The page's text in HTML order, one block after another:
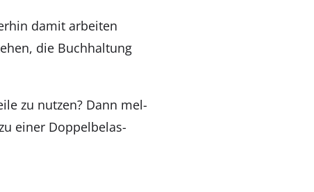
damit arbei­ten
die Buch­hal­tung
zu nut­zen? Dann mel­
einer Dop­pel­be­las­